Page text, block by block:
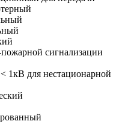
сигнализации
1кВ для нестационарной